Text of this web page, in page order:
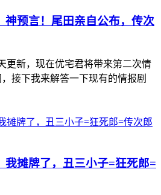
神预言！尾田亲自公布，传次
更新，现在优宅君将带来第二次情
接下我来解答一下现有的情报剧
我摊牌了，丑三小子=狂死郎=